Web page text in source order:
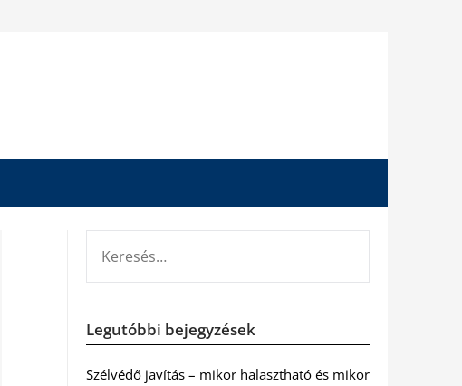
Legutóbbi bejegyzések
Szélvédő javítás – mikor halasztható és mikor